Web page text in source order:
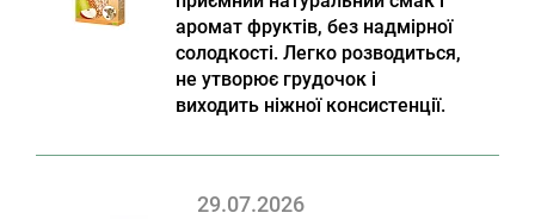
аромат фруктів, без надмірної
солодкості. Легко розводиться,
не утворює грудочок і
виходить ніжної консистенції.
29.07.2026